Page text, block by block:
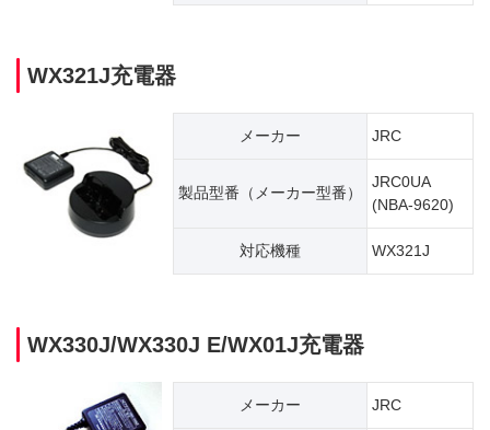
WX321J充電器
メーカー JRC
製品型番（​メーカー型番）
JRC0UA
(NBA-9620)
対応機種 WX321J
WX330J/WX330J E/WX01J充電器
メーカー JRC